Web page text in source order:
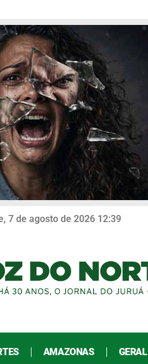
7 de agosto de 2026 12:39
AMAZONAS GERAL